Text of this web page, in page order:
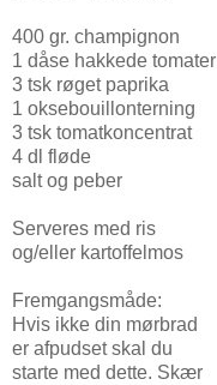
400 gr. champignon
1 dåse hakkede tomater
3 tsk røget paprika
1 oksebouillonterning
3 tsk tomatkoncentrat
4 dl fløde
salt og peber
Serveres med ris
og/eller kartoffelmos
Fremgangsmåde:
Hvis ikke din mørbrad
er afpudset skal du
starte med dette. Skær